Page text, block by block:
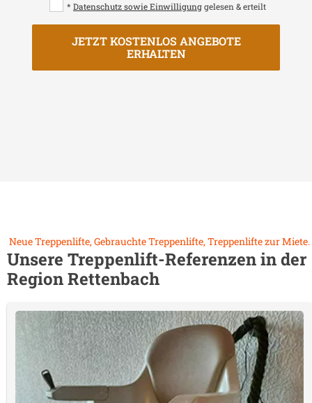
* Datenschutz sowie Einwilligung gelesen & erteilt
JETZT KOSTENLOS ANGEBOTE
ERHALTEN
Neue Treppenlifte, Gebrauchte Treppenlifte, Treppenlifte zur Miete.
Unsere Treppenlift-Referenzen in der
RegionRettenbach